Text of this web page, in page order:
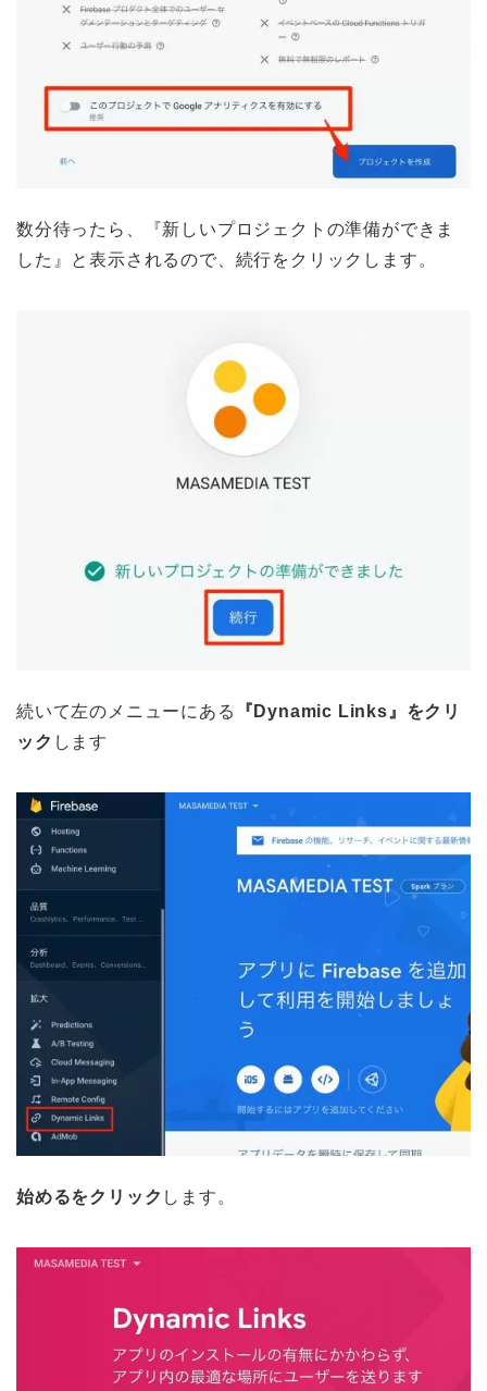
数分待ったら、『新しいプロジェクトの準備ができま
した』と表示されるので、続行をクリックします。
続いて左のメニューにある
『Dynamic Links』をクリ
ック します
始めるをクリック します。